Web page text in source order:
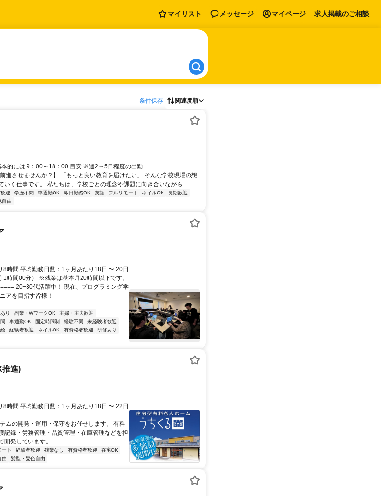
マイリスト メッセージ マイページ 求人掲載のご相談
条件保存 関連度順
的には 9：00～18：00 目安 ※週2～5日程度の出勤
進させませんか？】 「もっと良い教育を届けたい」 そんな学校現場の想
いく仕事です。 私たちは、学校ごとの理念や課題に向き合いながら...
迎 学歴不問 車通勤OK 即日勤務OK 英語 フルリモート ネイルOK
長期歓迎
自由
時間 平均勤務日数：1ヶ月あたり18日 〜 20日
時間00分） ※残業は基本月20時間以下です。
20−30代活躍中！ 現在、プログラミング学
アを目指す皆様！
り 副業・WワークOK
主婦・主夫歓迎
車通勤OK 固定時間制 経験不問
未経験者歓迎
経験者歓迎 ネイルOK 有資格者歓迎
研修あり
推進)
時間 平均勤務日数：1ヶ月あたり18日 〜 22日
ムの開発・運用・保守をお任せします。 有料
記録・労務管理・品質管理・在庫管理などを担
開発しています。 ...
ート 経験者歓迎 残業なし 有資格者歓迎
在宅OK
由 髪型・髪色自由